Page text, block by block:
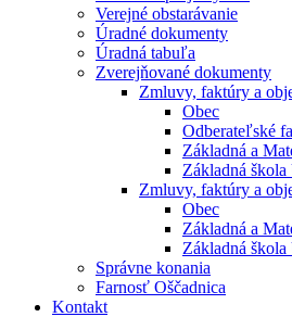
Verejné obstarávanie
Úradné dokumenty
Úradná tabuľa
Zverejňované dokumenty
Zmluvy, faktúry a
Obec
Odberateľské
Základná a
Základná škola
Zmluvy, faktúry a
Obec
Základná a
Základná škola
Správne konania
Farnosť Oščadnica
Kontakt